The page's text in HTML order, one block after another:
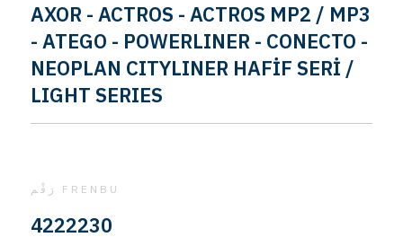
AXOR - ACTROS - ACTROS MP2 / MP3
- ATEGO - POWERLINER - CONECTO -
NEOPLAN CITYLINER HAFİF SERİ /
LIGHT SERIES
رَقْم FRENBU
4222230